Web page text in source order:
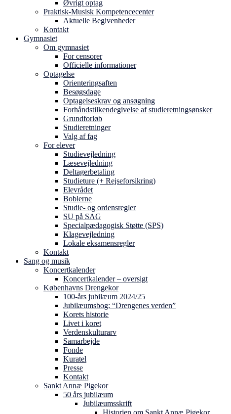
Øvrigt optag
Praktisk-Musisk Kompetencecenter
Aktuelle Begivenheder
Kontakt
Gymnasiet
Om gymnasiet
For censorer
Officielle informationer
Optagelse
Orienteringsaften
Besøgsdage
Optagelseskrav og ansøgning
Forhåndstilkendegivelse af studieretningsønsker
Grundforløb
Studieretninger
Valg af fag
For elever
Studievejledning
Læsevejledning
Deltagerbetaling
Studieture (+ Rejseforsikring)
Elevrådet
Boblerne
Studie- og ordensregler
SU på SAG
Specialpædagogisk Støtte (SPS)
Klagevejledning
Lokale eksamensregler
Kontakt
Sang og musik
Koncertkalender
Koncertkalender – oversigt
Københavns Drengekor
100-års jubilæum 2024/25
Jubilæumsbog: “Drengenes verden”
Korets historie
Livet i koret
Verdenskulturarv
Samarbejde
Fonde
Kuratel
Presse
Kontakt
Sankt Annæ Pigekor
50 års jubilæum
Jubilæumsskrift
Historien om Sankt Annæ Pigekor